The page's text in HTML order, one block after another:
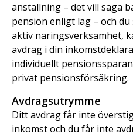
anställning – det vill säga
pension enligt lag – och
aktiv näringsverksamhet,
avdrag i din
individuellt
privat pensionsförsäkring.
Avdragsutrymme
Ditt avdrag får inte
inkomst och du får inte